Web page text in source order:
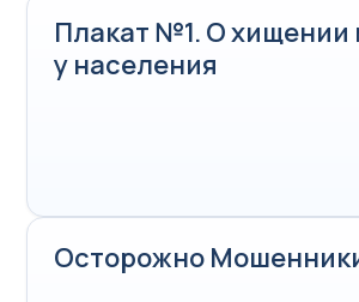
Плакат №1. О
у населения
Осторожно